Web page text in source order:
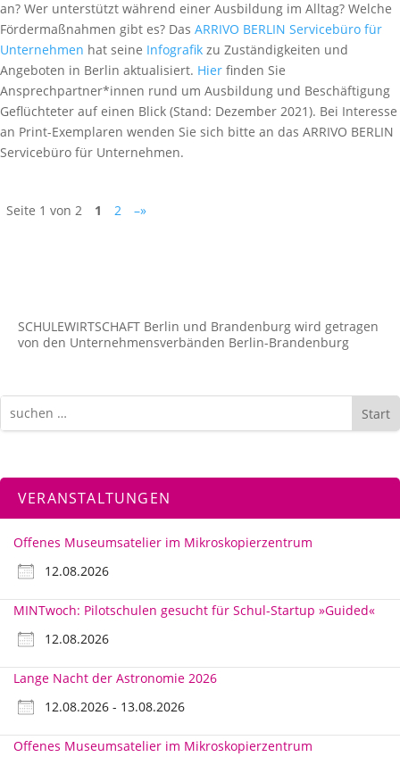
an? Wer unterstützt während einer Ausbildung im Alltag? Welche
Fördermaßnahmen gibt es? Das ARRIVO BERLIN Servicebüro für
Unternehmen hat seine Infografik zu Zuständigkeiten und
Angeboten in Berlin aktualisiert. Hier finden Sie
Ansprechpartner*innen rund um Ausbildung und Beschäftigung
Geflüchteter auf einen Blick (Stand: Dezember 2021). Bei Interesse
an Print-Exemplaren wenden Sie sich bitte an das ARRIVO BERLIN
Servicebüro für Unternehmen.
Seite 1 von 2 1 2 –»
SCHULEWIRTSCHAFT Berlin und Brandenburg wird getragen
von den Unternehmens­verbänden Berlin-Brandenburg
Start
VERANSTALTUNGEN
Offenes Museumsatelier im Mikroskopierzentrum
12.08.2026
MINTwoch: Pilotschulen gesucht für Schul-Startup »Guided«
12.08.2026
Lange Nacht der Astronomie 2026
12.08.2026 - 13.08.2026
Offenes Museumsatelier im Mikroskopierzentrum